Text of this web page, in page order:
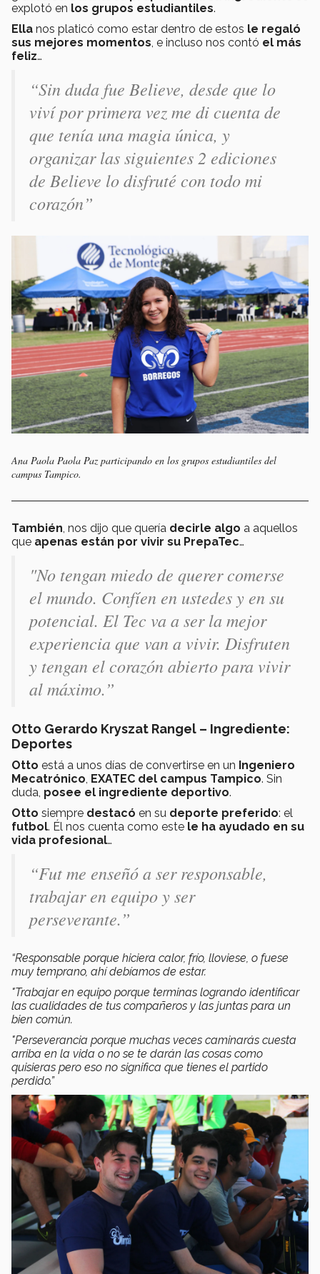
explotó en los grupos estudiantiles.
Ella nos platicó como estar dentro de estos le regaló
sus mejores momentos , e incluso nos contó el más
feliz…
“Sin duda fue Believe, desde que lo
viví por primera vez me di cuenta de
que tenía una magia única, y
organizar las siguientes 2 ediciones
de Believe lo disfruté con todo mi
corazón”
Ana Paola Paola Paz participando en los grupos estudiantiles del
campus Tampico.
También, nos dijo que quería decirle algo a aquellos
que apenas están por vivir su PrepaTec…
"No tengan miedo de querer comerse
el mundo. Confíen en ustedes y en su
potencial. El Tec va a ser la mejor
experiencia que van a vivir. Disfruten
y tengan el corazón abierto para vivir
al máximo.”
Otto Gerardo Kryszat Rangel – Ingrediente:
Deportes
Otto está a unos días de convertirse en un Ingeniero
Mecatrónico, EXATEC del campus Tampico. Sin
duda, posee el ingrediente deportivo.
Otto siempre destacó en su deporte preferido: el
futbol. Él nos cuenta como este le ha ayudado en su
vida profesional…
“Fut me enseñó a ser responsable,
trabajar en equipo y ser
perseverante.”
“Responsable porque hiciera calor, frío, lloviese, o fuese
muy temprano, ahí debíamos de estar.
"Trabajar en equipo porque terminas logrando identificar
las cualidades de tus compañeros y las juntas para un
bien común.
"Perseverancia porque muchas veces caminarás cuesta
arriba en la vida o no se te darán las cosas como
quisieras pero eso no significa que tienes el partido
perdido.”